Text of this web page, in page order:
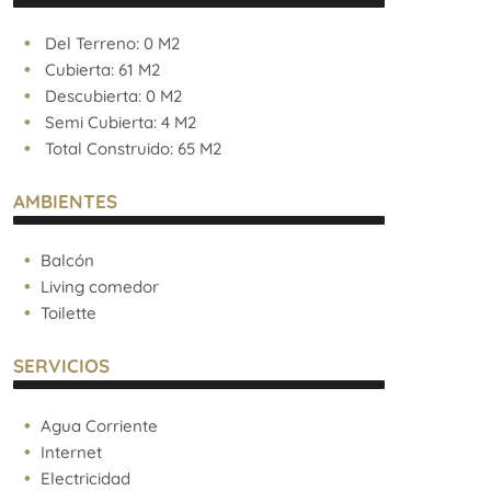
Del Terreno: 0 M2
Cubierta: 61 M2
Descubierta: 0 M2
Semi Cubierta: 4 M2
Total Construido: 65 M2
AMBIENTES
Balcón
Living comedor
Toilette
SERVICIOS
Agua Corriente
Internet
Electricidad